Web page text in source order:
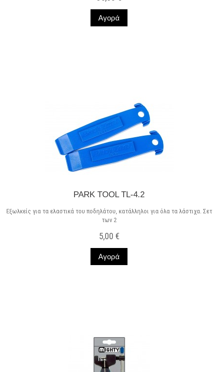
Αγορά
PARK TOOL TL-4.2
Εξωλκείς για τα ελαστικά του ποδηλάτου, κατάλληλοι για όλα τα λάστιχα. Σετ
των 2
5,00 €
Αγορά